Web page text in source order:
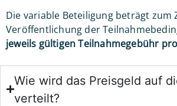
Die variable Beteiligung beträgt zum
Veröffentlichung der
jeweils gültigen Teilnahmegebühr
Wie wird das Preisgeld auf
verteilt?